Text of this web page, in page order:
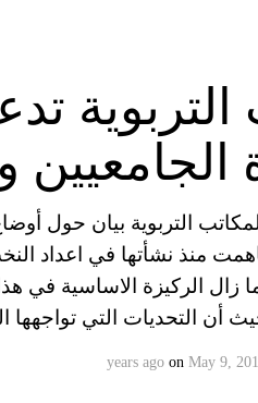
التربوية
الجامعيين
التربوية بيان حول أوضاع
منذ نشأتها في اعداد النخب
زال الركيزة الاساسية
أن التحديات التي تواجهها
on May 9,